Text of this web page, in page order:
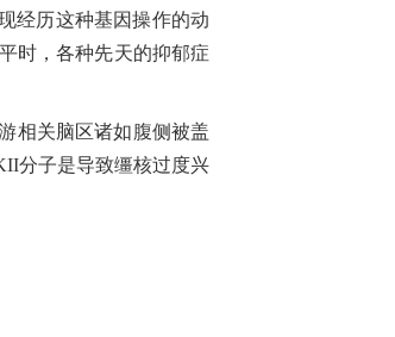
经历这种基因操作的动
时，各种先天的抑郁症
相关脑区诸如腹侧被盖
分子是导致缰核过度兴